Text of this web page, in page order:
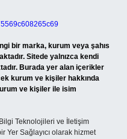
bir marka, kurum veya şahıs
Sitede yalnızca kendi
Burada yer alan içerikler
kurum ve kişiler hakkında
ve kişiler ile isim
Teknolojileri ve İletişim
Yer Sağlayıcı olarak hizmet